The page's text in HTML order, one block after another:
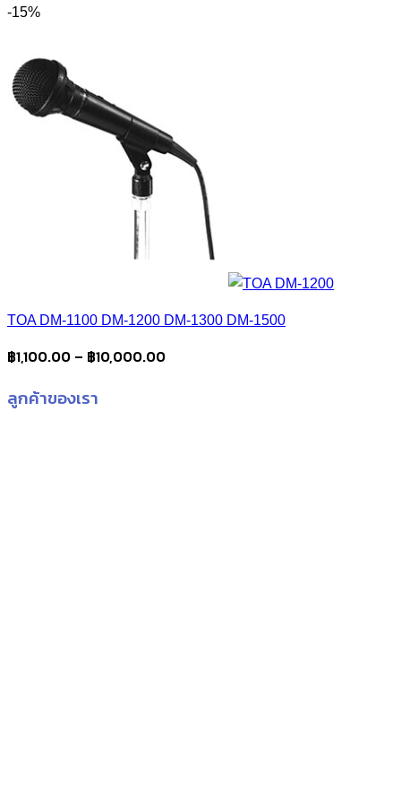
-15%
TOA DM-1100 DM-1200 DM-1300 DM-1500
฿1,100.00 – ฿10,000.00Price
ลูกค้าของเรา